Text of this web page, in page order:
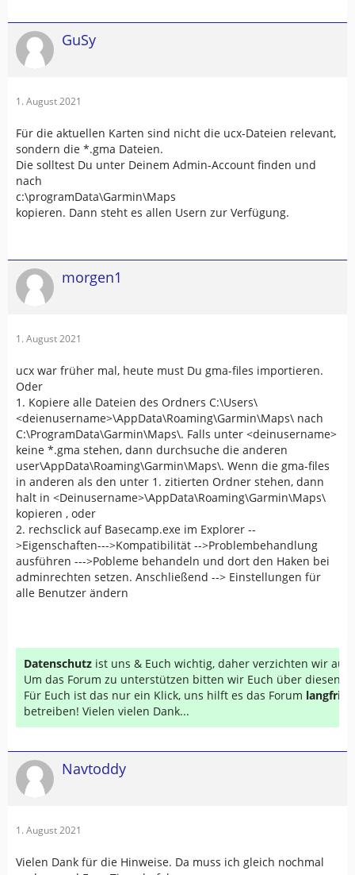
GuSy
1. August 2021
Für die aktuellen Karten sind nicht die ucx-Dateien relevant,
sondern die *.gma Dateien.
Die solltest Du unter Deinem Admin-Account finden und
nach
c:\programData\Garmin\Maps
kopieren. Dann steht es allen Usern zur Verfügung.
morgen1
1. August 2021
ucx war früher mal, heute must Du gma-files importieren.
Oder
1. Kopiere alle Dateien des Ordners C:\Users\
<deienusername>\AppData\Roaming\Garmin\Maps\ nach
C:\ProgramData\Garmin\Maps\. Falls unter <deinusername>
keine *.gma stehen, dann durchsuche die anderen
user\AppData\Roaming\Garmin\Maps\. Wenn die gma-files
in anderen als den unter 1. zitierten Ordner stehen, dann
halt in <Deinusername>\AppData\Roaming\Garmin\Maps\
kopieren , oder
2. rechsclick auf Basecamp.exe im Explorer --
>Eigenschaften--->Kompatibilität -->Problembehandlung
ausführen --->Pobleme behandeln und dort den Haken bei
adminrechten setzen. Anschließend --> Einstellungen für
alle Benutzer ändern
Datenschutz ist uns & Euch wichtig, daher verzichten wir auf
Um das Forum zu unterstützen bitten wir Euch über diesen
Für Euch ist das nur ein Klick, uns hilft es das Forum
betreiben! Vielen vielen Dank...
Navtoddy
1. August 2021
Vielen Dank für die Hinweise. Da muss ich gleich nochmal